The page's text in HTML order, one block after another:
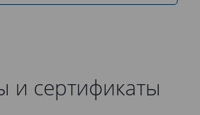
и сертификаты